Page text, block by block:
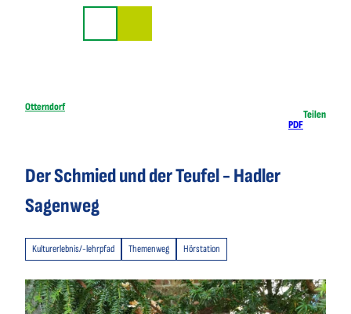
Otterndorf
PDF
Teilen
Der Schmied und der Teufel - Hadler
Sagenweg
Kulturerlebnis/-lehrpfad Themenweg Hörstation